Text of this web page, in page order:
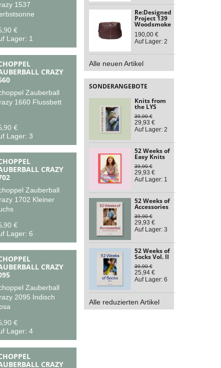
1537
€
Lager: 1
CRAZY
Zauberball
1660 Flussbett
€
Lager: 3
CRAZY
Zauberball
1702 Kleiner
€
Lager: 6
CRAZY
Zauberball
2095 Indisch
€
Lager: 4
CRAZY
Re:Designed
Project 139
Woodsmoke
190,00 €
Auf Lager: 2
Alle neuen Artikel
SONDERANGEBOTE
Knits from
the LYS
39,90 €
29,93 €
Auf Lager: 2
52 Weeks of
Easy Knits
39,90 €
29,93 €
Auf Lager: 1
52 Weeks of
Accessories
39,90 €
29,93 €
Auf Lager: 3
52 Weeks of
Socks Vol. II
39,90 €
25,94 €
Auf Lager: 6
Alle reduzierten Artikel